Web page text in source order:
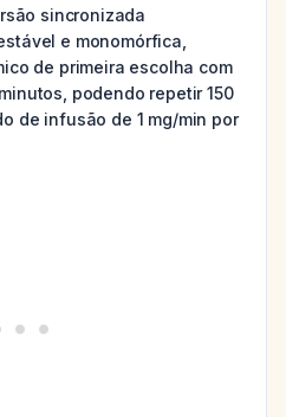
sincronizada
e monomórfica,
de primeira escolha com
podendo repetir 150
de infusão de 1 mg/min por